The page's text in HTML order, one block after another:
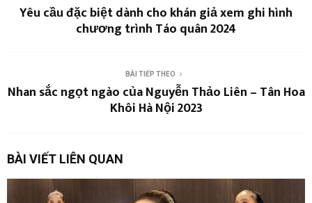
Yêu cầu đặc biệt dành cho khán giả xem ghi hình
chương trình Táo quân 2024
BÀI TIẾP THEO
Nhan sắc ngọt ngào của Nguyễn Thảo Liên – Tân Hoa
Khôi Hà Nội 2023
BÀI VIẾT LIÊN QUAN